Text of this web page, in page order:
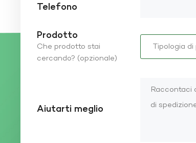
Telefono
Prodotto
Che prodotto stai
cercando? (opzionale)
Aiutarti meglio